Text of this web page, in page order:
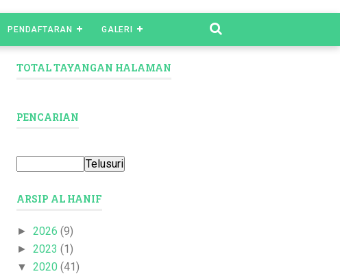
PENDAFTARAN GALERI
TOTAL TAYANGAN HALAMAN
PENCARIAN
ARSIP AL HANIF
► 2026 (9)
► 2023 (1)
▼ 2020 (41)